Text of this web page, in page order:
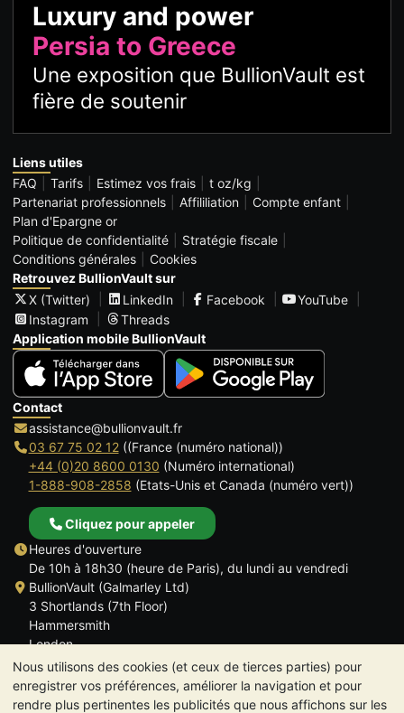
Nous utilisons des cookies (et ceux de tierces parties) pour
enregistrer vos préférences, améliorer la navigation et pour
rendre plus pertinentes les publicités que nous affichons sur les
Luxury and power
Persia to Greece
Une exposition que BullionVault est
fière de soutenir
Liens utiles
FAQ
Tarifs Estimez vos frais
t oz/kg
Partenariat professionnels
Affililiation
Compte enfant
Plan d'Epargne or
Politique de confidentialité
Stratégie fiscale
Conditions générales
Cookies
Retrouvez BullionVault sur
X (Twitter)
LinkedIn Facebook
YouTube
Instagram
Threads
Application mobile BullionVault
Contact
assistance@bullionvault.fr
03 67 75 02 12((France (numéro national))
+44 (0)20 8600 0130 (Numéro international)
1-888-908-2858 (Etats-Unis et Canada (numéro vert))
Cliquez pour appeler
Heures d'ouverture
De 10h à 18h30 (heure de Paris), du lundi au vendredi
BullionVault (Galmarley Ltd)
3 Shortlands (7th Floor)
Hammersmith
London
W6 8DA
ROYAUME UNI